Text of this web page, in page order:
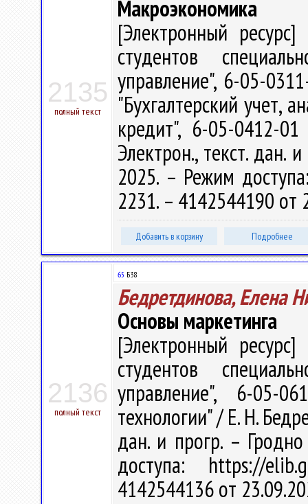
2135
полный текст
Макроэкономика
[Электронный
студентов
управление", 6-05-
"Бухгалтерский учет,
кредит", 6-05-0412-
Электрон., текст. дан.
2025. – Режим
2231. – 4142544190 от
Добавить в корзину Подробнее
2136
полный текст
65 Б38
Бедретдинова, Елена
Основы маркетинга
[Электронный
студентов
управление", 6-05-
технологии" / Е. Н.
дан. и прогр. –
доступа: https://
4142544136 от